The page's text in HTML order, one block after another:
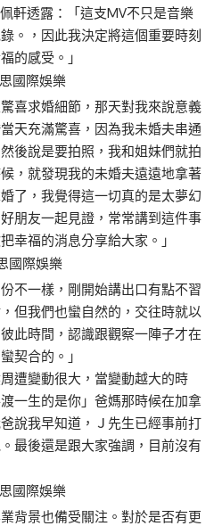
軒透露：「這支MV不只是音樂
。，因此我決定將這個重要時刻
的感受。」
國際娛樂
喜求婚細節，那天對我來說意義
天充滿驚喜，因為我未婚夫串通
後說是要拍照，我和姐妹們就拍
，就發現我的未婚夫遠遠地拿著
了，我覺得這一切真的是太夢幻
朋友一起見證，常常講到這件事
幸福的消息分享給大家。」
國際娛樂
不一樣，剛開始講出口有點不習
但我們也蠻自然的，交往時就以
此時間，認識跟觀察一陣子才在
契合的。」
遭變動很大，當變動越大的時
一生的是你」爸媽那時候在加拿
說我早知道，Ｊ先生已經事前打
最後還是跟大家強調，目前沒有
國際娛樂
背景也備受關注。對於是否有更